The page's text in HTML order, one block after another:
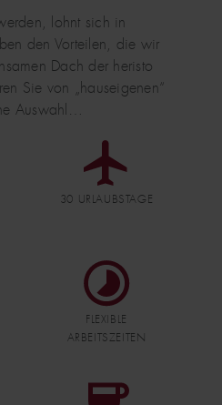
lohnt sich in
den Vorteilen, die wir
Dach der heristo
Sie von „hauseigenen“
Auswahl…
DATEI
30 URLAUBSTAGE
DATEI
FLEXIBLE
ARBEITSZEITEN
DATEI